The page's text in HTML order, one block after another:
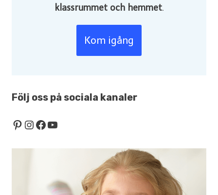
klassrummet och hemmet.
Kom igång
Följ oss på sociala kanaler
Pinterest
Instagram
Facebook
YouTube